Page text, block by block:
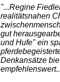
"...Regine
realitätsnahen
gut
und Hufe" ein
Denkansätze